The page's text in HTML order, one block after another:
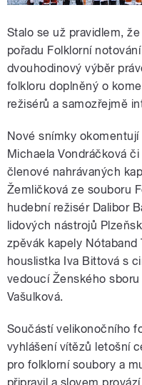
Stalo se už pravidlem,
pořadu Folklorní
dvouhodinový výběr
folkloru doplněný o
režisérů a samozřejmě
Nové snímky
Michaela Vondráčková
členové nahrávaných
Žemličková ze souboru
hudební režisér Dalibor
lidových nástrojů
zpěvák kapely Nótaband
houslistka Iva Bittová s
vedoucí Ženského
Vašulková.
Součástí velikonočního
vyhlášení vítězů letošní
pro folklorní soubory a